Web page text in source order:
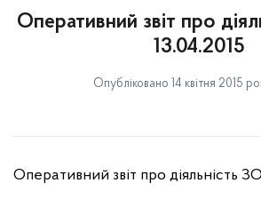
Оперативний звіт про
13.04.2015
Опубліковано 14 квітня 2015
Оперативний звіт про діяльність